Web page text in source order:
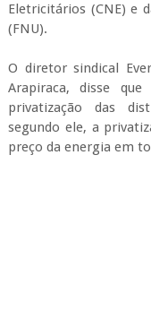
Eletricitários (CNE) e
(FNU).
O diretor sindical
Arapiraca, disse
privatização das
segundo ele, a
preço da energia em